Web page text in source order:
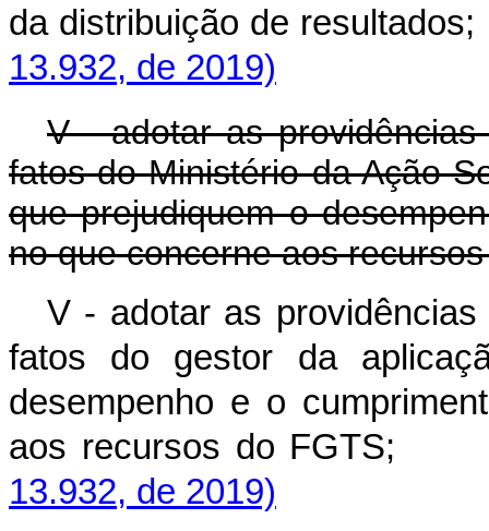
da distribuição de
13.932, de 2019)
V - adotar as
fatos do Ministério da Ação
que prejudiquem o
no que concerne aos
V - adotar as
fatos do gestor da
desempenho e o
aos recursos do
13.932, de 2019)